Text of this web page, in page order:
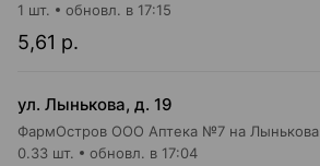
5,61 р.
1 шт. обновл. в 17:15
ул. Лынькова, д. 19
ФармОстров ООО Аптека №7 на Лынькова
0.33 шт. обновл. в 17:04